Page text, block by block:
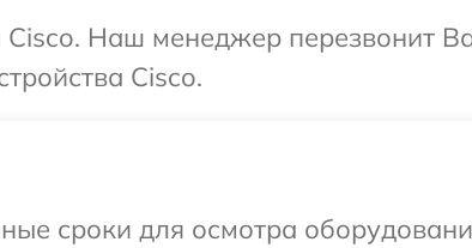
Cisco. Наш менеджер перезвонит
Cisco.
сроки для осмотра